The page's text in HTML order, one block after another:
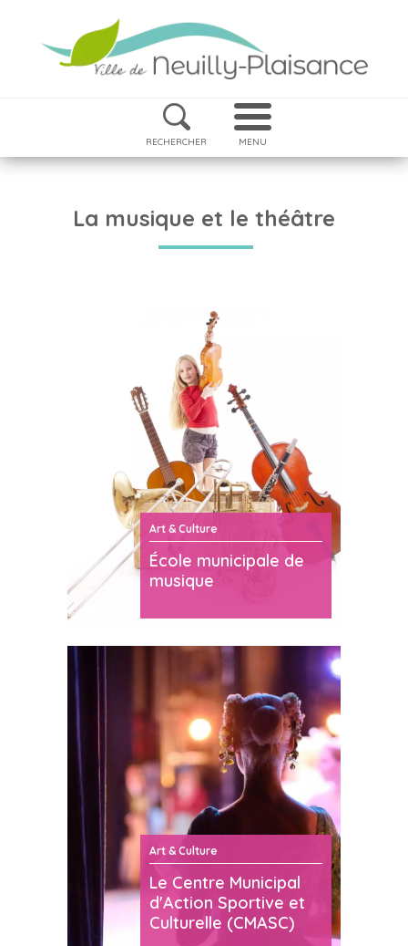
RECHERCHER MENU
La musique et le théâtre
Art & Culture
École municipale de
musique
Art & Culture
Le Centre Municipal
d'Action Sportive et
Culturelle (CMASC)